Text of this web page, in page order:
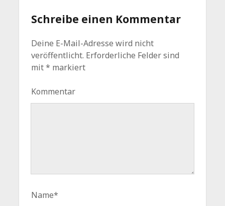
Schreibe einen Kommentar
Deine E-Mail-Adresse wird nicht
veröffentlicht. Erforderliche Felder sind
mit* markiert
Kommentar
Name*